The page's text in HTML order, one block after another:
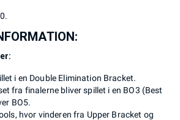
i en Double Elimination Bracket.
fra finalerne bliver spillet i en BO3 (Best
BO5.
hvor vinderen fra Upper Bracket og